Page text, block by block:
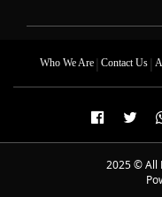
Who We Are| Contact Us|
2025 © All